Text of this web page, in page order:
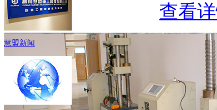
慧盟新闻
查看